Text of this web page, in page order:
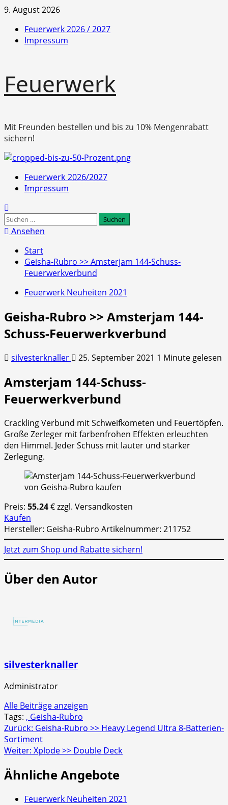
Zum
springen
9. August 2026
Feuerwerk 2026 / 2027
Impressum
Feuerwerk
Mit Freunden bestellen und bis zu 10% Mengenrabatt
sichern!
Primäres
Menü
Feuerwerk 2026/2027
Impressum
Suchen
nach:
Ansehen
Start
Geisha-Rubro >> Amsterjam 144-Schuss-
Feuerwerkverbund
Feuerwerk Neuheiten 2021
Geisha-Rubro >> Amsterjam 144-
Schuss-Feuerwerkverbund
silvesterknaller 25. September 2021 1 Minute gelesen
Amsterjam 144-Schuss-
Feuerwerkverbund
Crackling Verbund mit Schweifkometen und Feuertöpfen.
Große Zerleger mit farbenfrohen Effekten erleuchten
den Himmel. Jeder Schuss mit lauter und starker
Zerlegung.
Preis: 55.24€ zzgl. Versandkosten
Kaufen
Hersteller: Geisha-Rubro Artikelnummer: 211752
Jetzt zum Shop und Rabatte sichern!
Über den Autor
silvesterknaller
Administrator
Alle Beiträge anzeigen
Tags: , Geisha-Rubro
Beitragsnavigation
Zurück: Geisha-Rubro >> Heavy Legend Ultra 8-Batterien-
Sortiment
Weiter: Xplode >> Double Deck
Ähnliche Angebote
Feuerwerk Neuheiten 2021